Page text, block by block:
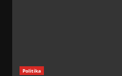
Politika